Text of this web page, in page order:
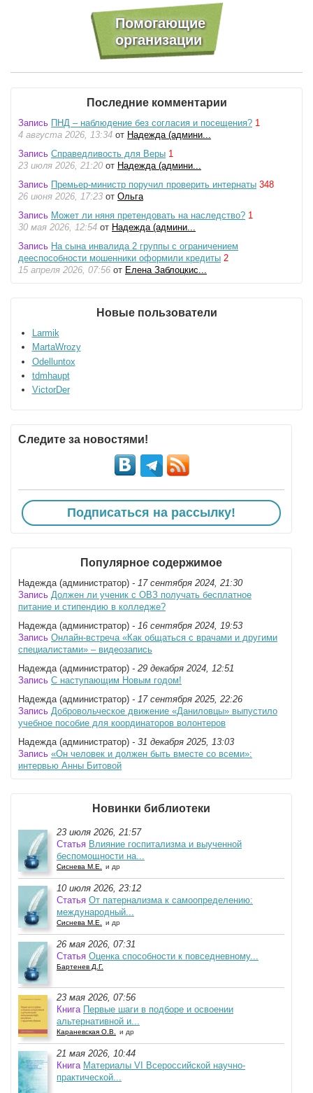
Последние комментарии
Запись ПНД – наблюдение без согласия и посещения? 1
4 августа 2026, 13:34 от Надежда (админи...
Запись Справедливость для Веры 1
23 июля 2026, 21:20 от Надежда (админи...
Запись Премьер-министр поручил проверить интернаты 348
26 июня 2026, 17:23 от Ольга
Запись Может ли няня претендовать на наследство? 1
30 мая 2026, 12:54 от Надежда (админи...
Запись На сына инвалида 2 группы с ограничением
дееспособности мошенники оформили кредиты 2
15 апреля 2026, 07:56 от Елена Заблоцкис...
Новые пользователи
Larmik
MartaWrozy
Odelluntox
tdmhaupt
VictorDer
Следите за новостями!
Подписаться на рассылку!
Популярное содержимое
Надежда (администратор) - 17 сентября 2024, 21:30
Запись Должен ли ученик с ОВЗ получать бесплатное
питание и стипендию в колледже?
Надежда (администратор) - 16 сентября 2024, 19:53
Запись Онлайн-встреча «Как общаться с врачами и другими
специалистами» – видеозапись
Надежда (администратор) - 29 декабря 2024, 12:51
Запись С наступающим Новым годом!
Надежда (администратор) - 17 сентября 2025, 22:26
Запись Добровольческое движение «Даниловцы» выпустило
учебное пособие для координаторов волонтеров
Надежда (администратор) - 31 декабря 2025, 13:03
Запись «Он человек и должен быть вместе со всеми»:
интервью Анны Битовой
Новинки библиотеки
23 июля 2026, 21:57
Статья Влияние госпитализма и выученной
беспомощности на...
Сиснева М.Е. и др
10 июля 2026, 23:12
Статья От патернализма к самоопределению:
международный...
Сиснева М.Е. и др
26 мая 2026, 07:31
Статья Оценка способности к повседневному...
Бартенев Д.Г.
23 мая 2026, 07:56
Книга Первые шаги в подборе и освоении
альтернативной и...
Караневская О.В. и др
21 мая 2026, 10:44
Книга Материалы VI Всероссийской научно-
практической...